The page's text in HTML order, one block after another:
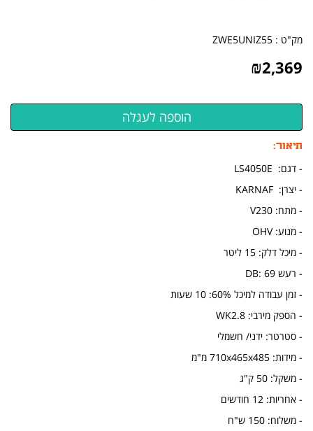
מק"ט : ZWE5UNIZ55
₪2,369
תיאור:
- דגם: LS4050E
- יצרן: KARNAF
- מתח: V230
- מנוע: OHV
- מיכל דלק: 15 ליטר
- רעש DB: 69
- זמן עבודה למיכל 60%: 10 שעות
- הספק מירבי: WK2.8
- סטרטר: ידני/ חשמלי
- מידות: 710x465x485 מ"מ
- משקל: 50 ק"ג
- אחריות: 12 חודשים
- משלוח: 150 ש"ח